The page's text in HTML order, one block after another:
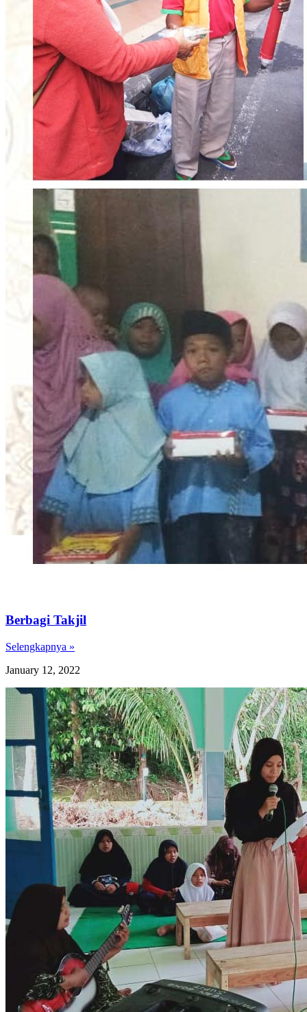
Berbagi Takjil
Selengkapnya »
January 12, 2022